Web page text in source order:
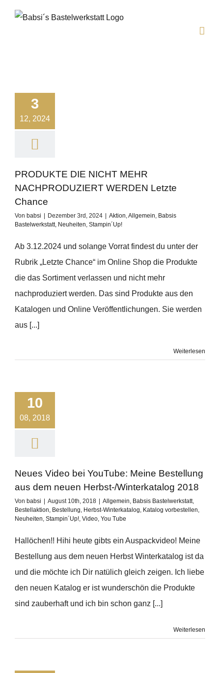
3
12, 2024
PRODUKTE DIE NICHT MEHR
NACHPRODUZIERT WERDEN Letzte
Chance
Von babsi Dezember 3rd, 2024 Aktion,Allgemein, Babsis
Bastelwerkstatt, Neuheiten, Stampin´Up!
Ab 3.12.2024 und solange Vorrat findest du unter der
Rubrik „Letzte Chance“ im Online Shop die Produkte
die das Sortiment verlassen und nicht mehr
nachproduziert werden. Das sind Produkte aus den
Katalogen und Online Veröffentlichungen. Sie werden
aus [...]
Weiterlesen
10
08, 2018
Neues Video bei YouTube: Meine Bestellung
aus dem neuen Herbst-/Winterkatalog 2018
Von babsi August 10th, 2018 Allgemein, Babsis Bastelwerkstatt,
Bestellaktion, Bestellung, Herbst-Winterkatalog, Katalog vorbestellen,
Neuheiten, Stampin´Up!, Video, You Tube
Hallöchen!! Hihi heute gibts ein Auspackvideo! Meine
Bestellung aus dem neuen Herbst Winterkatalog ist da
und die möchte ich Dir natülich gleich zeigen. Ich liebe
den neuen Katalog er ist wunderschön die Produkte
sind zauberhaft und ich bin schon ganz [...]
Weiterlesen